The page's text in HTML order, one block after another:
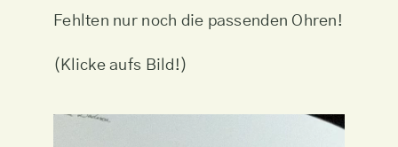
Fehlten nur noch die passenden Ohren!
(Klicke aufs Bild!)